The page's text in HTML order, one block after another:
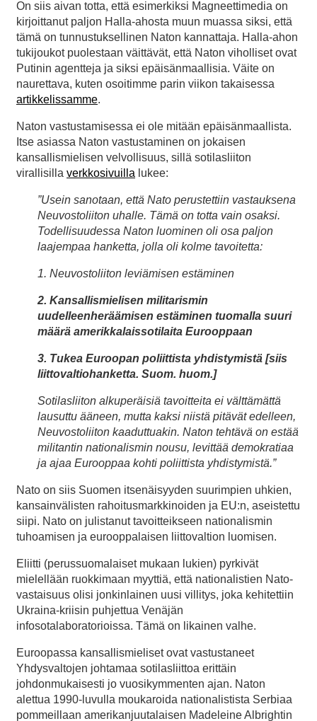
On siis aivan totta, että esimerkiksi Magneettimedia on
kirjoittanut paljon Halla-ahosta muun muassa siksi, että
tämä on tunnustuksellinen Naton kannattaja. Halla-ahon
tukijoukot puolestaan väittävät, että Naton viholliset ovat
Putinin agentteja ja siksi epäisänmaallisia. Väite on
naurettava, kuten osoitimme parin viikon takaisessa
artikkelissamme.
Naton vastustamisessa ei ole mitään epäisänmaallista.
Itse asiassa Naton vastustaminen on jokaisen
kansallismielisen velvollisuus, sillä sotilasliiton
virallisilla verkkosivuilla lukee:
”Usein sanotaan, että Nato perustettiin vastauksena
Neuvostoliiton uhalle. Tämä on totta vain osaksi.
Todellisuudessa Naton luominen oli osa paljon
laajempaa hanketta, jolla oli kolme tavoitetta:
1. Neuvostoliiton leviämisen estäminen
2. Kansallismielisen militarismin
uudelleenheräämisen estäminen tuomalla suuri
määrä amerikkalaissotilaita Eurooppaan
3. Tukea Euroopan poliittista yhdistymistä [siis
liittovaltiohanketta. Suom. huom.]
Sotilasliiton alkuperäisiä tavoitteita ei välttämättä
lausuttu ääneen, mutta kaksi niistä pitävät edelleen,
Neuvostoliiton kaaduttuakin. Naton tehtävä on estää
militantin nationalismin nousu, levittää demokratiaa
ja ajaa Eurooppaa kohti poliittista yhdistymistä.”
Nato on siis Suomen itsenäisyyden suurimpien uhkien,
kansainvälisten rahoitusmarkkinoiden ja EU:n, aseistettu
siipi. Nato on julistanut tavoitteikseen nationalismin
tuhoamisen ja eurooppalaisen liittovaltion luomisen.
Eliitti (perussuomalaiset mukaan lukien) pyrkivät
mielellään ruokkimaan myyttiä, että nationalistien Nato-
vastaisuus olisi jonkinlainen uusi villitys, joka kehitettiin
Ukraina-kriisin puhjettua Venäjän
infosotalaboratorioissa. Tämä on likainen valhe.
Euroopassa kansallismieliset ovat vastustaneet
Yhdysvaltojen johtamaa sotilasliittoa erittäin
johdonmukaisesti jo vuosikymmenten ajan. Naton
alettua 1990-luvulla moukaroida nationalistista Serbiaa
pommeillaan amerikanjuutalaisen Madeleine Albrightin